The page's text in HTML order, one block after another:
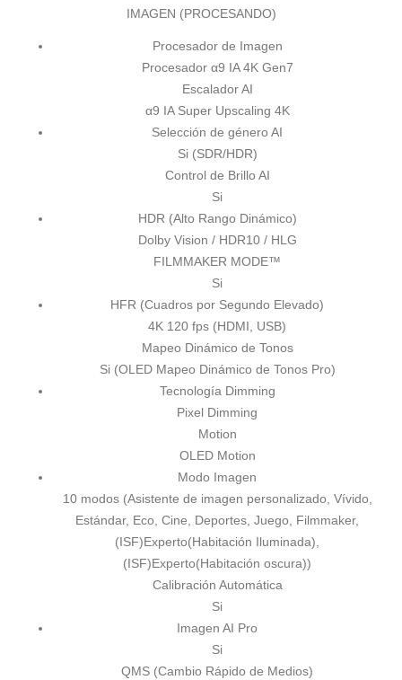
IMAGEN (PROCESANDO)
Procesador de Imagen
Procesador α9 IA 4K Gen7
Escalador AI
α9 IA Super Upscaling 4K
Selección de género AI
Si (SDR/HDR)
Control de Brillo AI
Si
HDR (Alto Rango Dinámico)
Dolby Vision / HDR10 / HLG
FILMMAKER MODE™
Si
HFR (Cuadros por Segundo Elevado)
4K 120 fps (HDMI, USB)
Mapeo Dinámico de Tonos
Si (OLED Mapeo Dinámico de Tonos Pro)
Tecnología Dimming
Pixel Dimming
Motion
OLED Motion
Modo Imagen
10 modos (Asistente de imagen personalizado, Vívido,
Estándar, Eco, Cine, Deportes, Juego, Filmmaker,
(ISF)Experto(Habitación Iluminada),
(ISF)Experto(Habitación oscura))
Calibración Automática
Si
Imagen AI Pro
Si
QMS (Cambio Rápido de Medios)